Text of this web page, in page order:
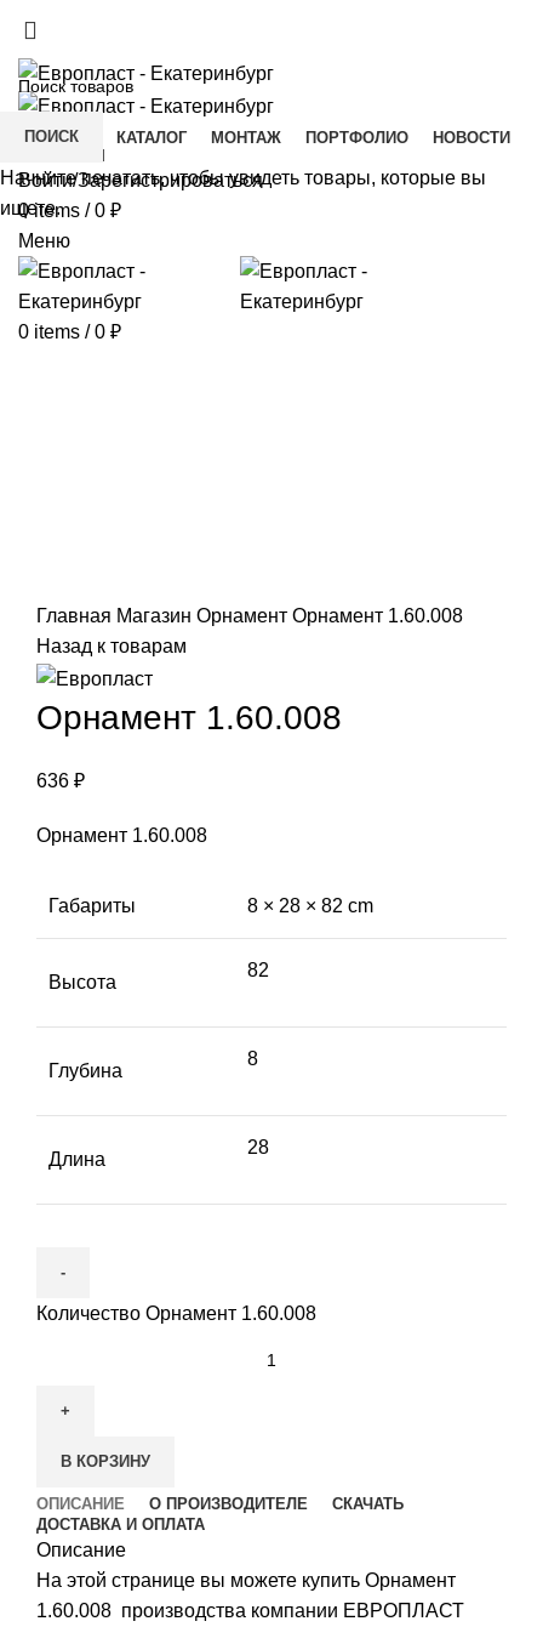
ГЛАВНАЯ КАТАЛОГ МОНТАЖ ПОРТФОЛИО
НОВОСТИ
КОНТАКТЫ
Войти/Зарегистрироваться
0items / 0 ₽
Меню
0 items / 0 ₽
Главная Магазин Орнамент Орнамент 1.60.008
Назад к товарам
Орнамент 1.60.008
636 ₽
Орнамент 1.60.008
Габариты 8 × 28 × 82 cm
Высота
82
Глубина
8
Длина
28
Количество Орнамент 1.60.008
В КОРЗИНУ
ОПИСАНИЕ О ПРОИЗВОДИТЕЛЕ
СКАЧАТЬ
ДОСТАВКА И ОПЛАТА
Описание
На этой странице вы можете купить Орнамент
1.60.008 производства компании ЕВРОПЛАСТ
ПОИСК
Начните печатать, чтобы увидеть товары, которые вы
ищете.